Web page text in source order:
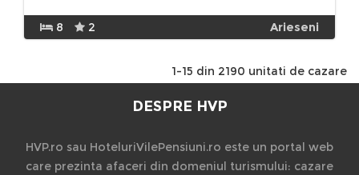
8 2 Arieseni
1-15 din 2190 unitati de cazare
DESPRE HVP
HVP.ro sau HoteluriVilePensiuni.ro este un portal web
care prezinta afaceri din domeniul turismului: cazare